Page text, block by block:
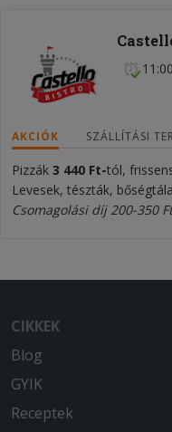
AKCIÓK SZÁLLÍTÁSI
Pizzák 3 440 Ft-tól,
Levesek, tészták,
Csomagolási díj 200-350 Ft
CIKKEK
Blog
GYIK
Receptek